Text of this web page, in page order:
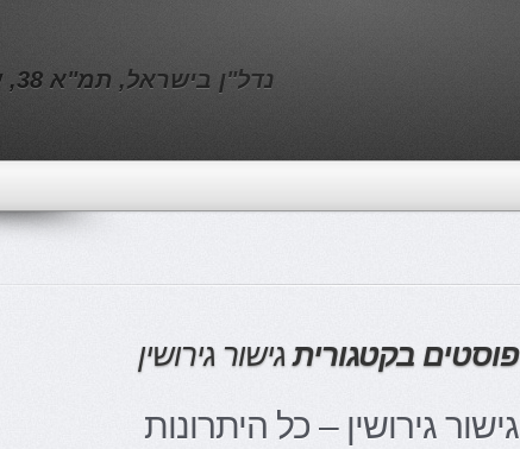
נדל"ן בישראל, תמ"א 38, שירותים לבתים ועוד.
פוסטים בקטגוריתגישור גירושין
גישור גירושין – כל היתרונות